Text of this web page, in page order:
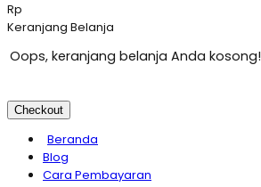
Rp
Keranjang Belanja
Oops, keranjang belanja Anda kosong!
Checkout
Beranda
Blog
Cara Pembayaran